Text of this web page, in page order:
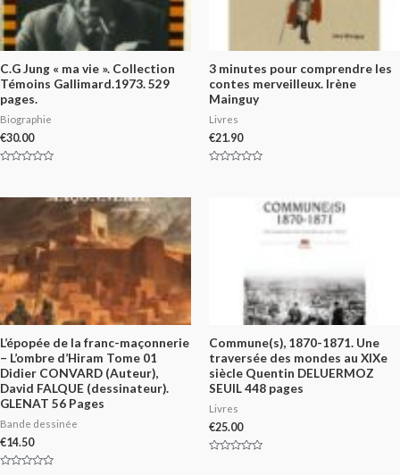
C.G Jung « ma vie ». Collection
Témoins Gallimard.1973. 529
pages.
Biographie
€30.00
of
3 minutes pour comprendre les
contes merveilleux. Irène
Mainguy
Livres
€21.90
L’épopée de la franc-maçonnerie
– L’ombre d’Hiram Tome 01
Didier CONVARD (Auteur),
David FALQUE (dessinateur).
GLENAT 56 Pages
Bande dessinée
€14.50
Commune(s), 1870-1871. Une
traversée des mondes au XIXe
siècle Quentin DELUERMOZ
SEUIL 448 pages
Livres
€25.00